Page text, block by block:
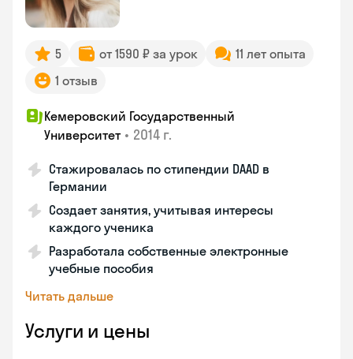
5 от 1590 ₽ за урок
11 лет опыта
1 отзыв
Кемеровский Государственный
Университет • 2014 г.
Стажировалась по стипендии DAAD в
Германии
Создает занятия, учитывая интересы
каждого ученика
Разработала собственные электронные
учебные пособия
Читать дальше
Услуги и цены